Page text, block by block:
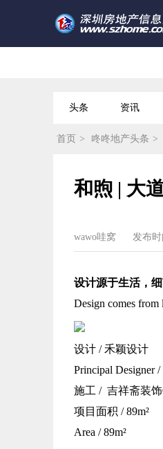
头条 资讯
首页 > 咚咚地产头条 >
和煦 | 大
wawo哇窝 发布时
设计源于生活，
Design comes from
设计 / 禾颖设计
Principal Designer
施工 / 吉祥斋装
项目面积 / 89m²
Area / 89m²